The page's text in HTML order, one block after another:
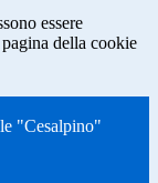
essere
della cookie
"Cesalpino"